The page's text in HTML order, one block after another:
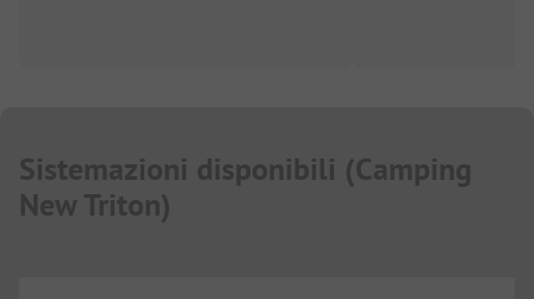
Sistemazioni disponibili (Camping
New Triton)